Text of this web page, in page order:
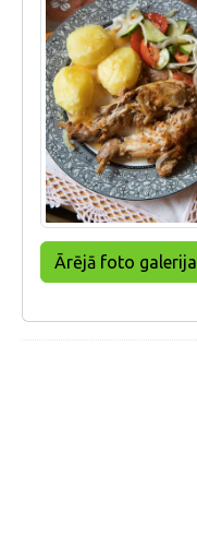
Ārējā foto galerija